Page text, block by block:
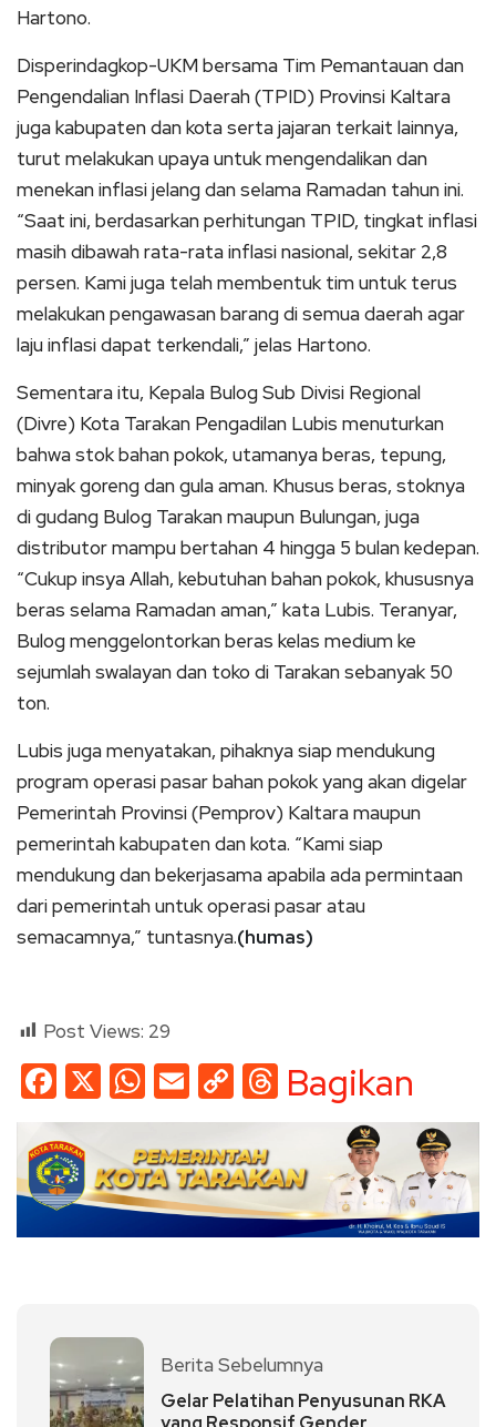
Hartono.
Disperindagkop-UKM bersama Tim Pemantauan dan
Pengendalian Inflasi Daerah (TPID) Provinsi Kaltara
juga kabupaten dan kota serta jajaran terkait lainnya,
turut melakukan upaya untuk mengendalikan dan
menekan inflasi jelang dan selama Ramadan tahun ini.
“Saat ini, berdasarkan perhitungan TPID, tingkat inflasi
masih dibawah rata-rata inflasi nasional, sekitar 2,8
persen. Kami juga telah membentuk tim untuk terus
melakukan pengawasan barang di semua daerah agar
laju inflasi dapat terkendali,” jelas Hartono.
Sementara itu, Kepala Bulog Sub Divisi Regional
(Divre) Kota Tarakan Pengadilan Lubis menuturkan
bahwa stok bahan pokok, utamanya beras, tepung,
minyak goreng dan gula aman. Khusus beras, stoknya
di gudang Bulog Tarakan maupun Bulungan, juga
distributor mampu bertahan 4 hingga 5 bulan kedepan.
“Cukup insya Allah, kebutuhan bahan pokok, khususnya
beras selama Ramadan aman,” kata Lubis. Teranyar,
Bulog menggelontorkan beras kelas medium ke
sejumlah swalayan dan toko di Tarakan sebanyak 50
ton.
Lubis juga menyatakan, pihaknya siap mendukung
program operasi pasar bahan pokok yang akan digelar
Pemerintah Provinsi (Pemprov) Kaltara maupun
pemerintah kabupaten dan kota. “Kami siap
mendukung dan bekerjasama apabila ada permintaan
dari pemerintah untuk operasi pasar atau
semacamnya,” tuntasnya.(humas)
Post Views: 29
Facebook
X WhatsApp
EmailCopy
Link
Threads
Bagikan
Berita Sebelumnya
Gelar Pelatihan Penyusunan RKA